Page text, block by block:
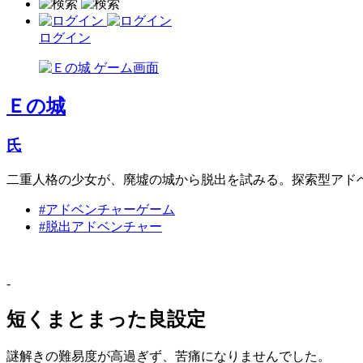
ログイン
Ｅの城
氏
二重人格の少女が、廃墟の城から脱出を試みる。探索型アド
#アドベンチャーゲーム
#脱出アドベンチャー
-
短くまとまった良設定
謎解きの難易度が高過ぎず、苦痛になりませんでした。